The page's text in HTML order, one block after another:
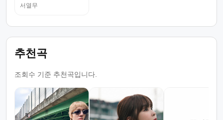
서열무
추천곡
조회수 기준 추천곡입니다.